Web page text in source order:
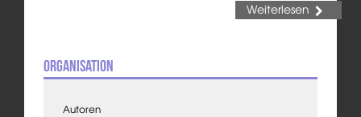
Weiterlesen
Organisation
Autoren